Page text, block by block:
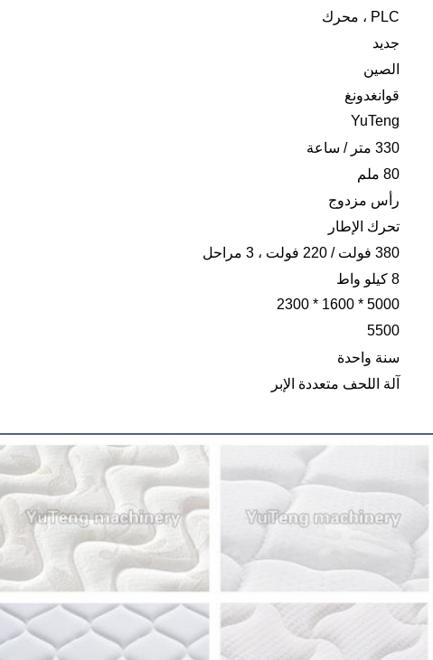
PLC ، محرك
جديد
الصين
قوانغدونغ
YuTeng
330 متر / ساعة
80 ملم
رأس مزدوج
تحرك الإطار
380 فولت / 220 فولت ، 3 مراحل
8 كيلو واط
5000 * 1600 * 2300
5500
سنة واحدة
آلة اللحف متعددة الإبر